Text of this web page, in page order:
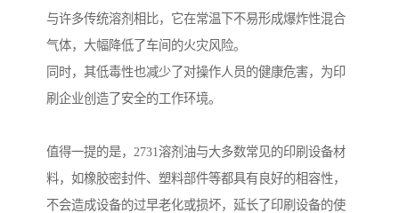
与许多传统溶剂相比，它在常温下不易形成爆炸性混合
气体，大幅降低了车间的火灾风险。
同时，其低毒性也减少了对操作人员的健康危害，为印
刷企业创造了安全的工作环境。
值得一提的是，2731溶剂油与大多数常见的印刷设备材
料，如橡胶密封件、塑料部件等都具有良好的相容性，
不会造成设备的过早老化或损坏，延长了印刷设备的使